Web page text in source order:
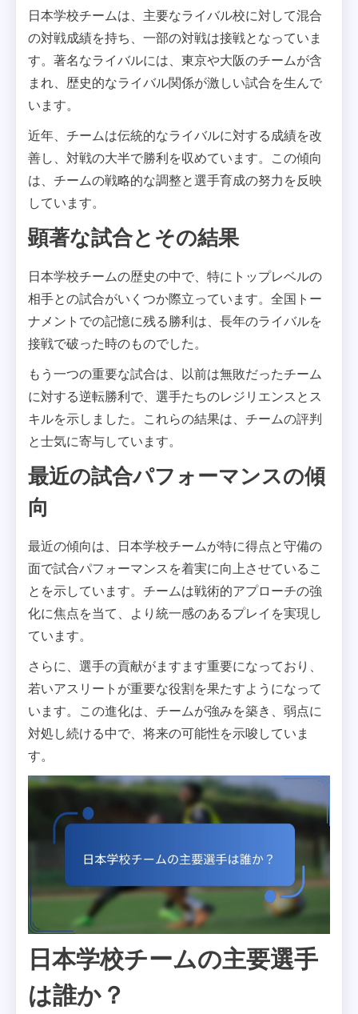
日本学校チームは、主要なライバル校に対して混合
の対戦成績を持ち、一部の対戦は接戦となっていま
す。著名なライバルには、東京や大阪のチームが含
まれ、歴史的なライバル関係が激しい試合を生んで
います。
近年、チームは伝統的なライバルに対する成績を改
善し、対戦の大半で勝利を収めています。この傾向
は、チームの戦略的な調整と選手育成の努力を反映
しています。
顕著な試合とその結果
日本学校チームの歴史の中で、特にトップレベルの
相手との試合がいくつか際立っています。全国トー
ナメントでの記憶に残る勝利は、長年のライバルを
接戦で破った時のものでした。
もう一つの重要な試合は、以前は無敗だったチーム
に対する逆転勝利で、選手たちのレジリエンスとス
キルを示しました。これらの結果は、チームの評判
と士気に寄与しています。
最近の試合パフォーマンスの傾
向
最近の傾向は、日本学校チームが特に得点と守備の
面で試合パフォーマンスを着実に向上させているこ
とを示しています。チームは戦術的アプローチの強
化に焦点を当て、より統一感のあるプレイを実現し
ています。
さらに、選手の貢献がますます重要になっており、
若いアスリートが重要な役割を果たすようになって
います。この進化は、チームが強みを築き、弱点に
対処し続ける中で、将来の可能性を示唆していま
す。
日本学校チームの主要選手
は誰か？